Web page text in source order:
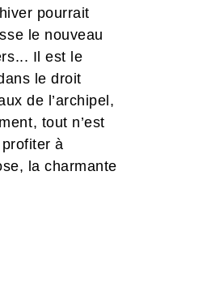
pourrait
le nouveau
Il est le
le droit
de l’archipel,
tout n’est
à
la charmante